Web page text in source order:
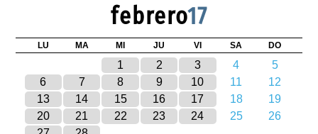
febrero17
LU MA MI JU VI SA DO
1 2 3 4
5
6
7 8 9 10 11
12
13
14 15 16 17 18
19
20
21 22 23 24 25
26